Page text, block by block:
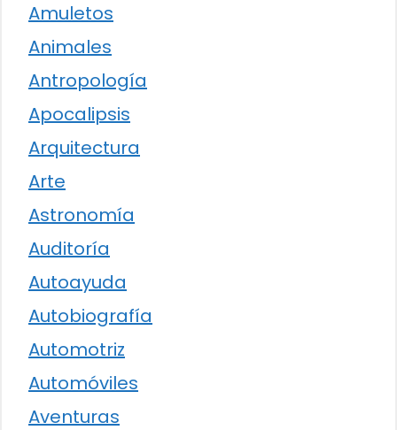
Amuletos
Animales
Antropología
Apocalipsis
Arquitectura
Arte
Astronomía
Auditoría
Autoayuda
Autobiografía
Automotriz
Automóviles
Aventuras